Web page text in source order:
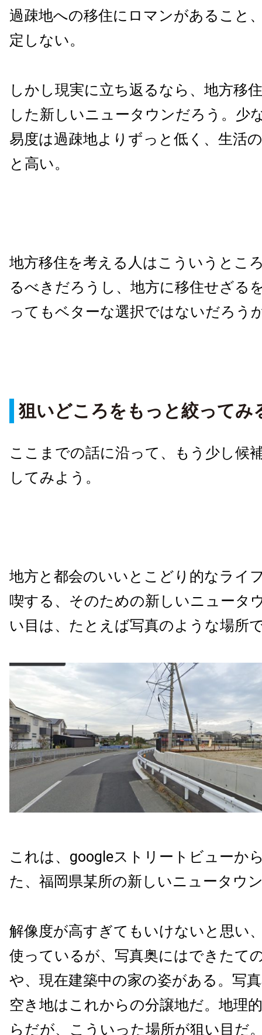
過疎地への移住にロマンがあること
定しない。
しかし現実に立ち返るなら、地方移
した新しいニュータウンだろう。少
易度は過疎地よりずっと低く、生活
と高い。
地方移住を考える人はこういうとこ
るべきだろうし、地方に移住せざる
ってもベターな選択ではないだろう
狙いどころをもっと絞ってみ
ここまでの話に沿って、もう少し候
してみよう。
地方と都会のいいとこどり的なライ
喫する、そのための新しいニュータ
い目は、たとえば写真のような場所
これは、googleストリートビューか
た、福岡県某所の新しいニュータウ
解像度が高すぎてもいけないと思い
使っているが、写真奥にはできたて
や、現在建築中の家の姿がある。写
空き地はこれからの分譲地だ。地理
らだが、こういった場所が狙い目だ